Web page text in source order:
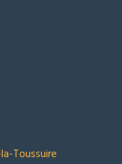
Toussuire